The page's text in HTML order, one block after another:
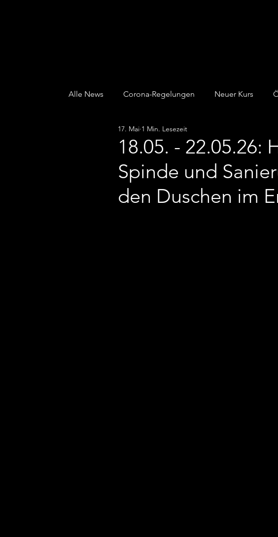
Alle News Corona-Regelungen Neuer Kurs
Kinder & Jugend Kurse
18.05. - 22.05.26:
Spinde und
den Duschen im
17. Mai 1 Min. Lesezeit